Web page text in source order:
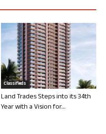
Classifieds
Land Trades Steps into its 34th
Year with a Vision for...